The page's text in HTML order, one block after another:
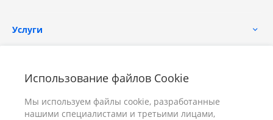
Использование файлов Cookie
Мы используем файлы cookie, разработанные
нашими специалистами и третьими лицами,
Услуги